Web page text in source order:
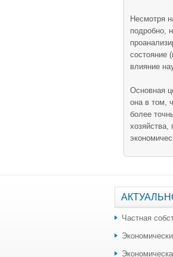
Несмотря
подробно,
состояние
влияние
Основная
она в том,
более
Частная